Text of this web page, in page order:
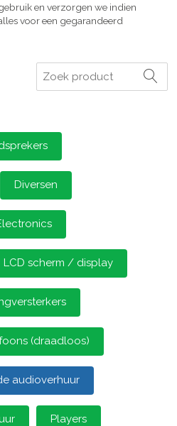
en verzorgen we indien
voor een gegarandeerd
Zoeken
Diversen
LCD scherm / display
(draadloos)
audioverhuur
Players